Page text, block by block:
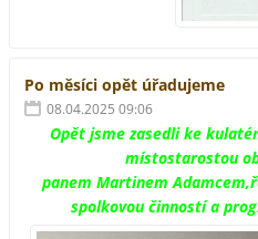
Po měsíci opět úřadujeme
08.04.2025 09:06
Opět jsme zasedli ke
místostarostou
panem Martinem
spolkovou činností a